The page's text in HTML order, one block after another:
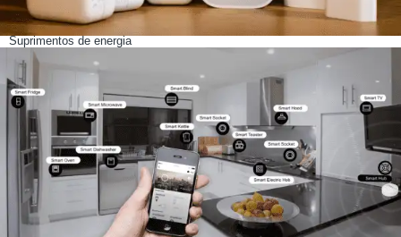
Suprimentos de energia